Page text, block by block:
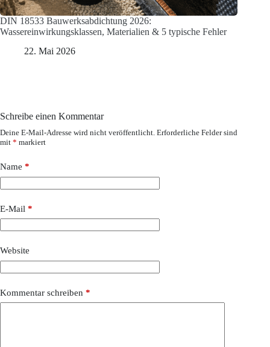
DIN 18533 Bauwerksabdichtung 2026:
Wassereinwirkungsklassen, Materialien & 5 typische Fehler
22. Mai 2026
Schreibe einen Kommentar
Deine E-Mail-Adresse wird nicht veröffentlicht. Erforderliche Felder sind
mit * markiert
Name *
E-Mail *
Website
Kommentar schreiben *